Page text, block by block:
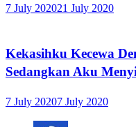
7 July 202021 July 2020
Kekasihku Kecewa
Sedangkan Aku
7 July 20207 July 2020